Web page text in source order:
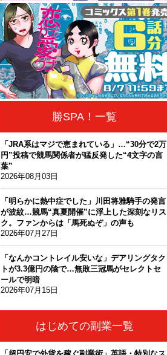
勝SPA！一覧
「JRA系はマジで恵まれている」…“30分で2万
円”投稿で競馬関係者が猛反発した“4文字の言
葉”
2026年08月03日
「明らかに熱中症でした」川田将雅騎手の発言
が波紋…競馬“真夏開催”に浮上した深刻なリス
ク。ファンからは「馬死ぬぞ」の声も
2026年07月27日
「なんかコントレイル安いな」デアリングタク
トが3.3億円の陰で…無敗三冠馬がセレクトセ
ールで明暗
2026年07月15日
はじめての副業一覧